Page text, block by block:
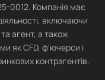
0012. Компанія має
включаючи
агент, а також
як CFD, ф'ючерси і
контрагентів.